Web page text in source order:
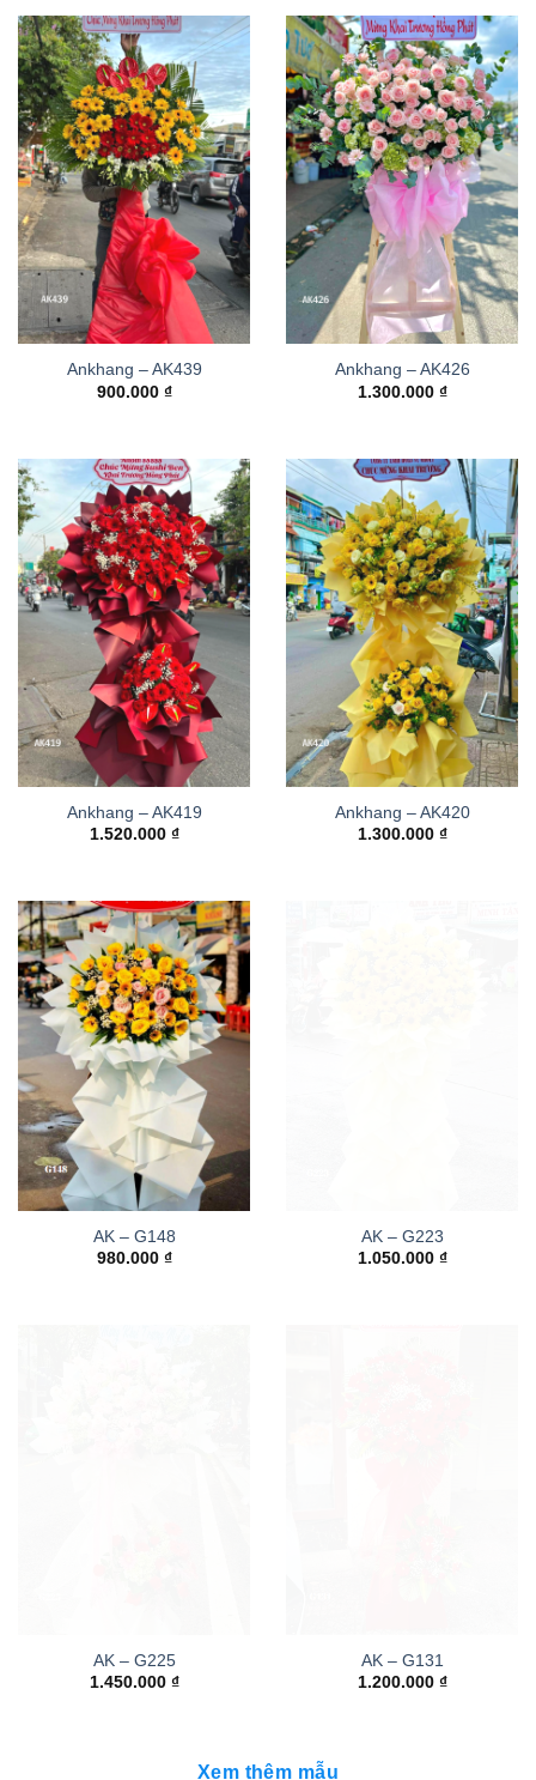
Ankhang – AK439
900.000 ₫
Ankhang – AK426
1.300.000 ₫
Ankhang – AK419
1.520.000 ₫
Ankhang – AK420
1.300.000 ₫
AK – G148
980.000 ₫
AK – G223
1.050.000 ₫
AK – G225
1.450.000 ₫
AK – G131
1.200.000 ₫
Xem thêm mẫu